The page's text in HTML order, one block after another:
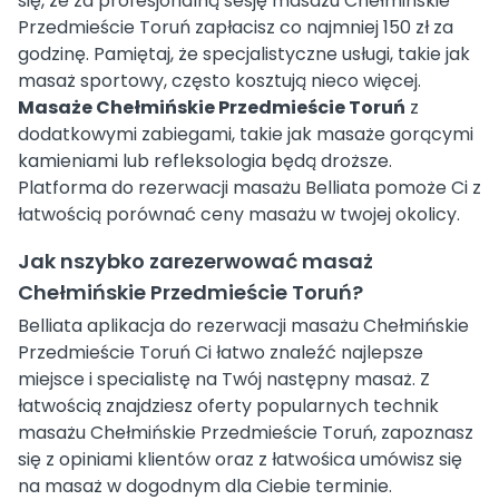
Przedmieście Toruń zapłacisz co najmniej 150 zł za
godzinę. Pamiętaj, że specjalistyczne usługi, takie jak
masaż sportowy, często kosztują nieco więcej.
Masaże Chełmińskie Przedmieście Toruń z
dodatkowymi zabiegami, takie jak masaże gorącymi
kamieniami lub refleksologia będą droższe.
Platforma do rezerwacji masażu Belliata pomoże Ci z
łatwością porównać ceny masażu w twojej okolicy.
Jak nszybko zarezerwować masaż
Chełmińskie Przedmieście Toruń?
Belliata aplikacja do rezerwacji masażu Chełmińskie
Przedmieście Toruń Ci łatwo znaleźć najlepsze
miejsce i specialistę na Twój następny masaż. Z
łatwością znajdziesz oferty popularnych technik
masażu Chełmińskie Przedmieście Toruń, zapoznasz
się z opiniami klientów oraz z łatwośica umówisz się
na masaż w dogodnym dla Ciebie terminie.